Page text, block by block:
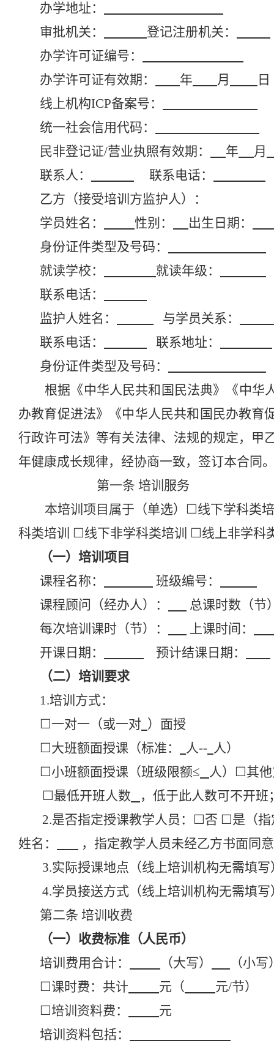
办学地址：
审批机关：
登记注册机关：
办学许可证编号：
办学许可证有效期：
年 月
日
线上机构ICP备案号：
统一社会信用代码：
民非登记证/营业执照有效期： 年
月
联系人：
联系电话：
乙方 （接受培训方监护人）：
学员姓名：
性别：
出生日期：
身份证件类型及号码：
就读学校：
就读年级：
联系电话：
监护人姓名：
与学员关系：
联系电话：
联系地址：
身份证件类型及号码：
根据《中华人民共和国民法典》《中华
办教育促进法》《中华人民共和国民办教育
行政许可法》等有关法律、法规的规定，甲
年健康成长规律，经协商一致，签订本合同
第一条 培训服务
本培训项目属于（单选） ☐线下学科类
科类培训 ☐线下非学科类培训 ☐线 上非学科
（一）培训项目
课程名称：
班级编号：
课程顾问（经办人）：
总课时数（节
每次培训课时（节）：
上课时间：
开课日期：
预计结课日期：
（二）培训要求
1.培训方式：
☐一对一（或一对 ）面授
☐大班额面授课（标准： 人-- 人）
☐小班额面授课（班级限额≤ 人） ☐其
☐最低开班人数
，低于此人数可不开班
2.是否指定授课教学人员： ☐否 ☐是（
姓名：
，指定教学人员未经乙方书面同
3.实际授课地点（线上培训机构无需填写
4.学员接送方式（线上培训机构无需填写
第二条 培训收费
（一）收费标准（人民币）
培训费用合计：
（大写）
（小
☐课时费：共计 元（ 元/节）
☐培训资料费：
元
培训资料包括：